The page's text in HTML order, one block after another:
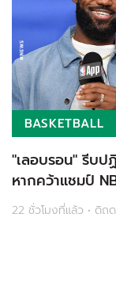
BASKETBALL
"เลอบรอน" รีบป
หากคว้าแชมป์
22 ชั่วโมงที่แล้ว • ดิถ